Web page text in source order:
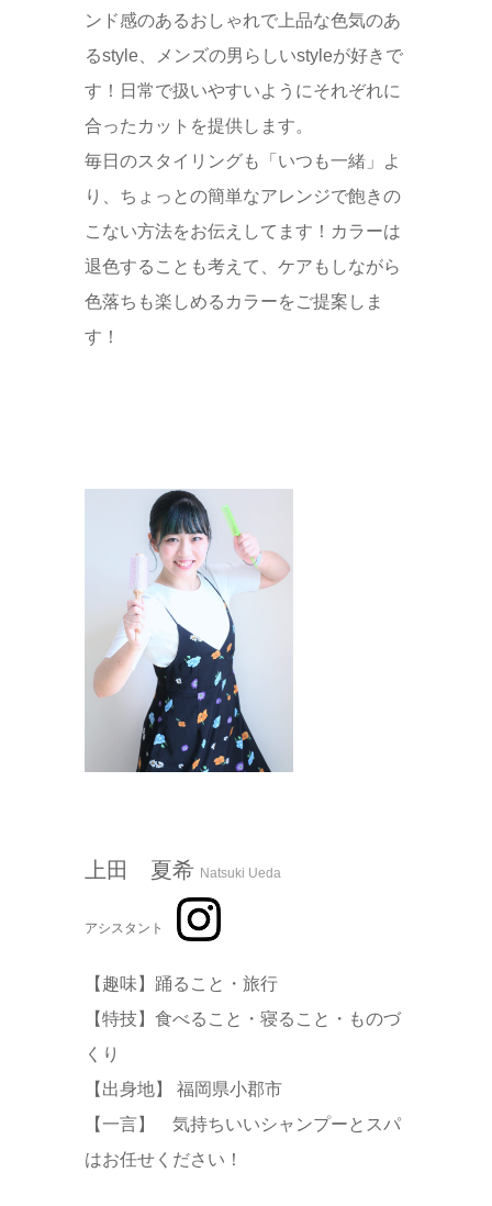
ンド感のあるおしゃれで上品な色気のあ
るstyle、メンズの男らしいstyleが好きで
す！日常で扱いやすいようにそれぞれに
合ったカットを提供します。
毎日のスタイリングも「いつも一緒」よ
り、ちょっとの簡単なアレンジで飽きの
こない方法をお伝えしてます！カラーは
退色することも考えて、ケアもしながら
色落ちも楽しめるカラーをご提案しま
す！
上田 夏希 Natsuki Ueda
アシスタント
【趣味】踊ること・旅行
【特技】食べること・寝ること・ものづ
くり
【出身地】 福岡県小郡市
【一言】 気持ちいいシャンプーとスパ
はお任せください！